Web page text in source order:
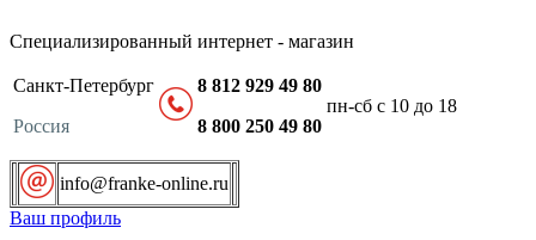
Специализированный интернет - магазин
Санкт-Петербург
Россия
8 812 929 49 80
8 800 250 49 80
пн-сб с 10 до 18
info@franke-online.ru
Ваш профиль